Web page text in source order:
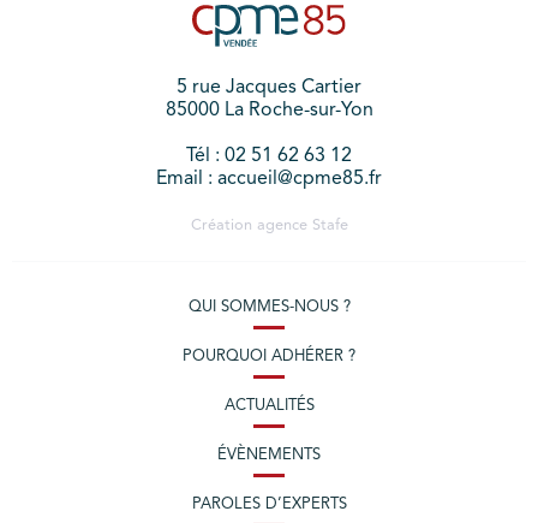
5 rue Jacques Cartier
85000 La Roche-sur-Yon
Tél : 02 51 62 63 12
Email : accueil@cpme85.fr
Création agence Stafe
QUI SOMMES-NOUS ?
POURQUOI ADHÉRER ?
ACTUALITÉS
ÉVÈNEMENTS
PAROLES D’EXPERTS